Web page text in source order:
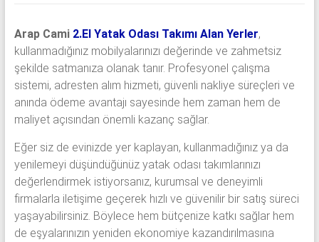
Arap Cami 2.El Yatak Odası Takımı Alan Yerler,
kullanmadığınız mobilyalarınızı değerinde ve zahmetsiz
şekilde satmanıza olanak tanır. Profesyonel çalışma
sistemi, adresten alım hizmeti, güvenli nakliye süreçleri ve
anında ödeme avantajı sayesinde hem zaman hem de
maliyet açısından önemli kazanç sağlar.
Eğer siz de evinizde yer kaplayan, kullanmadığınız ya da
yenilemeyi düşündüğünüz yatak odası takımlarınızı
değerlendirmek istiyorsanız, kurumsal ve deneyimli
firmalarla iletişime geçerek hızlı ve güvenilir bir satış süreci
yaşayabilirsiniz. Böylece hem bütçenize katkı sağlar hem
de eşyalarınızın yeniden ekonomiye kazandırılmasına